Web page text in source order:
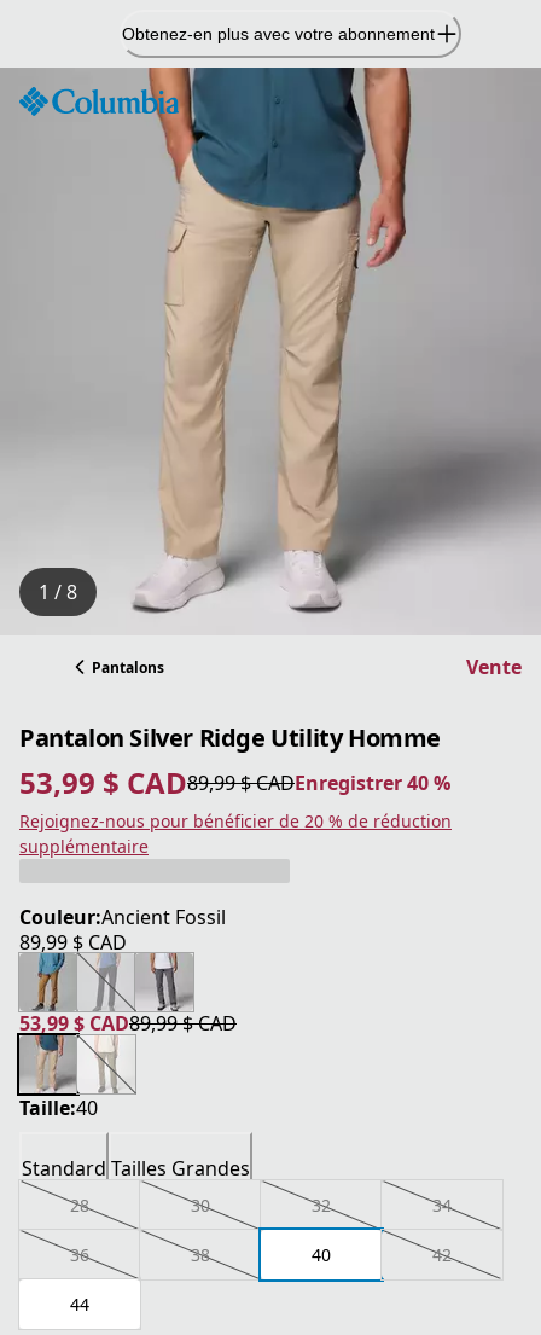
contenu
Obtenez-en plus avec votre abonnement
1 / 8
Pantalons Vente
Pantalon Silver Ridge Utility Homme
53,99 $ CAD
prix actuel 53,99 $ CAD89,99 $ CAD
prix original 89,99 $ CAD Enregistrer 40 %
Enregistrer 40 %
Rejoignez-nous pour bénéficier de 20 % de réduction
supplémentaire
Couleur:Ancient Fossil
89,99 $ CAD
prix actuel 89,99 $ CAD
53,99 $ CAD
prix actuel 53,99 $ CAD
89,99 $ CAD
prix original 89,99 $ CAD
Taille:40
Standard Tailles Grandes
28 30 32 34
36 38 40 42
44